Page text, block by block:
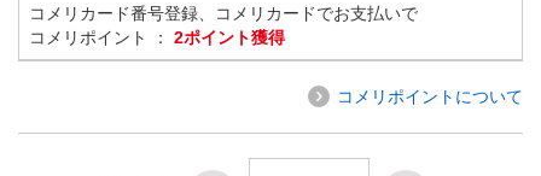
コメリカード番号登録、コメリカードでお支払いで
コメリポイント ： 2ポイント獲得
コメリポイントについて